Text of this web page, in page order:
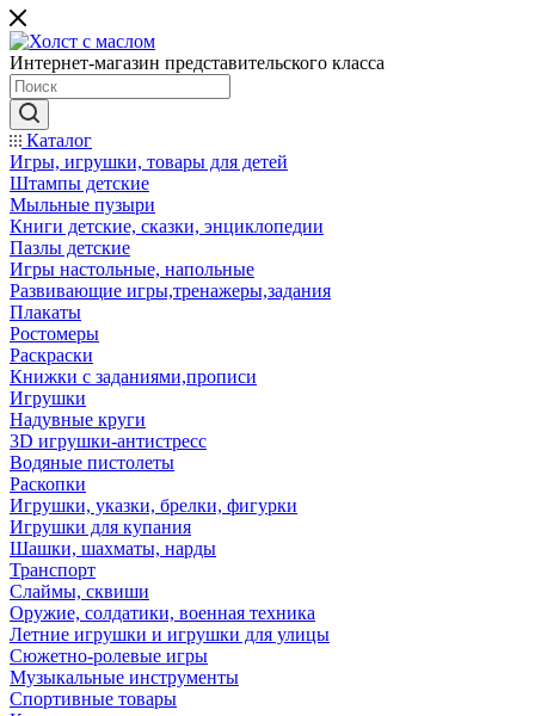
Интернет-магазин представительского класса
Каталог
Игры, игрушки, товары для детей
Штампы детские
Мыльные пузыри
Книги детские, сказки, энциклопедии
Пазлы детские
Игры настольные, напольные
Развивающие игры,тренажеры,задания
Плакаты
Ростомеры
Раскраски
Книжки с заданиями,прописи
Игрушки
Надувные круги
3D игрушки-антистресс
Водяные пистолеты
Раскопки
Игрушки, указки, брелки, фигурки
Игрушки для купания
Шашки, шахматы, нарды
Транспорт
Слаймы, сквиши
Оружие, солдатики, военная техника
Летние игрушки и игрушки для улицы
Сюжетно-ролевые игры
Музыкальные инструменты
Спортивные товары